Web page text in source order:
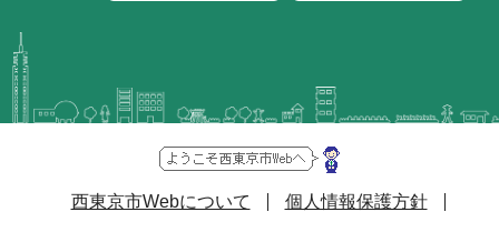
西東京市Webについて 個人情報保護方針